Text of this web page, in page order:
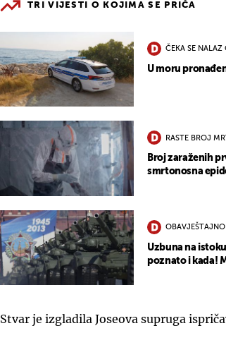
TRI VIJESTI O KOJIMA SE PRIČA
ČEKA SE NALAZ
U moru
RASTE BROJ
Broj zaraženih
smrtonosna
Uzbuna na
poznato i kada!
Stvar je izgladila Joseova supruga